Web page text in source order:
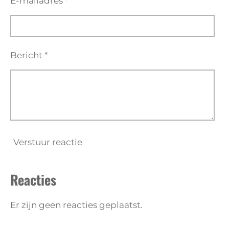
Bericht *
Verstuur reactie
Reacties
Er zijn geen reacties geplaatst.